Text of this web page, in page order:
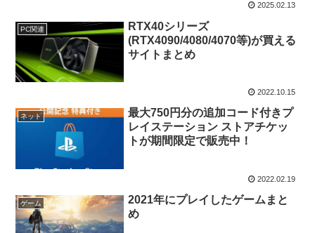
2025.02.13
PC関連
RTX40シリーズ
(RTX4090/4080/4070等)が買える
サイトまとめ
2022.10.15
ネット
最大750円分の追加コード付きプ
レイステーション ストアチケッ
トが期間限定で販売中！
2022.02.19
ゲーム
2021年にプレイしたゲームまと
め